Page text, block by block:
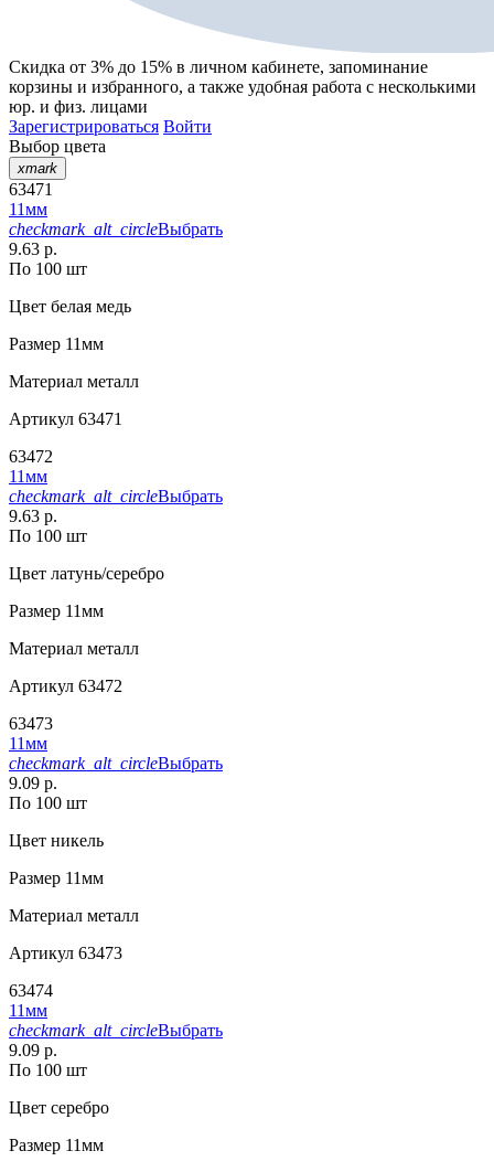
Скидка от 3% до 15% в личном кабинете, запоминание
корзины и избранного, а также удобная работа с несколькими
юр. и физ. лицами
Зарегистрироваться Войти
Выбор цвета
xmark
63471
11мм
checkmark_alt_circleВыбрать
9.63 р.
По 100 шт
Цвет белая медь
Размер 11мм
Материал металл
Артикул 63471
63472
11мм
checkmark_alt_circleВыбрать
9.63 р.
По 100 шт
Цвет латунь/серебро
Размер 11мм
Материал металл
Артикул 63472
63473
11мм
checkmark_alt_circleВыбрать
9.09 р.
По 100 шт
Цвет никель
Размер 11мм
Материал металл
Артикул 63473
63474
11мм
checkmark_alt_circleВыбрать
9.09 р.
По 100 шт
Цвет серебро
Размер 11мм